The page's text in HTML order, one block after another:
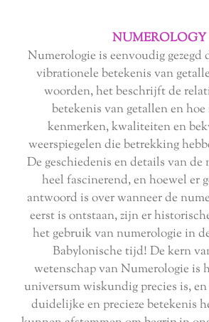
NUMEROLOGY
Numerologie is eenvoudig gezegd
vibrationele betekenis van
woorden, het beschrijft de
betekenis van getallen en hoe
kenmerken, kwaliteiten en
weerspiegelen die betrekking
De geschiedenis en details van de
heel fascinerend, en hoewel er
antwoord is over wanneer de
eerst is ontstaan, zijn er
het gebruik van numerologie in
Babylonische tijd! De kern
wetenschap van Numerologie is
universum wiskundig precies is,
duidelijke en precieze betekenis